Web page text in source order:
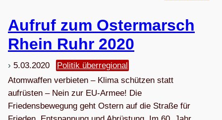
Auf­ruf zum Oster­marsch
Rhein Ruhr 2020
5.03.2020
Politik überregional
Atomwaffen verbieten – Klima schützen statt
aufrüsten – Nein zur EU-Armee! Die
Friedensbewegung geht Ostern auf die Straße für